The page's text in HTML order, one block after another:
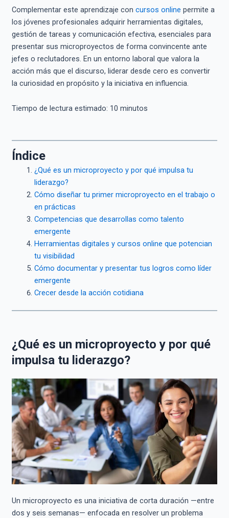
Complementar este aprendizaje con cursos online permite a
los jóvenes profesionales adquirir herramientas digitales,
gestión de tareas y comunicación efectiva, esenciales para
presentar sus microproyectos de forma convincente ante
jefes o reclutadores. En un entorno laboral que valora la
acción más que el discurso, liderar desde cero es convertir
la curiosidad en propósito y la iniciativa en influencia.
Tiempo de lectura estimado: 10 minutos
Índice
¿Qué es un microproyecto y por qué impulsa tu
liderazgo?
Cómo diseñar tu primer microproyecto en el trabajo o
en prácticas
Competencias que desarrollas como talento
emergente
Herramientas digitales y cursos online que potencian
tu visibilidad
Cómo documentar y presentar tus logros como líder
emergente
Crecer desde la acción cotidiana
¿Qué es un microproyecto y por qué
impulsa tu liderazgo?
Un microproyecto es una iniciativa de corta duración —entre
dos y seis semanas— enfocada en resolver un problema